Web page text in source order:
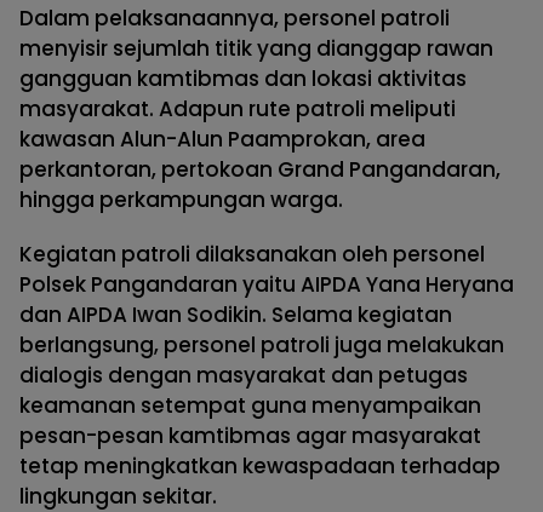
Dalam pelaksanaannya, personel patroli
menyisir sejumlah titik yang dianggap rawan
gangguan kamtibmas dan lokasi aktivitas
masyarakat. Adapun rute patroli meliputi
kawasan Alun-Alun Paamprokan, area
perkantoran, pertokoan Grand Pangandaran,
hingga perkampungan warga.
Kegiatan patroli dilaksanakan oleh personel
Polsek Pangandaran yaitu AIPDA Yana Heryana
dan AIPDA Iwan Sodikin. Selama kegiatan
berlangsung, personel patroli juga melakukan
dialogis dengan masyarakat dan petugas
keamanan setempat guna menyampaikan
pesan-pesan kamtibmas agar masyarakat
tetap meningkatkan kewaspadaan terhadap
lingkungan sekitar.